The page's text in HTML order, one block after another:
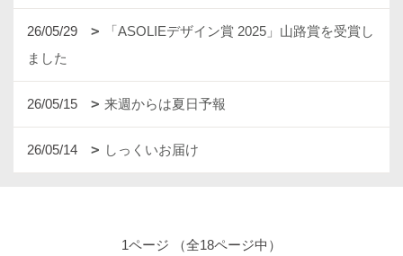
26/05/29
「ASOLIEデザイン賞 2025」山路賞を受賞し
ました
26/05/15 来週からは夏日予報
26/05/14 しっくいお届け
1ページ （全18ページ中）